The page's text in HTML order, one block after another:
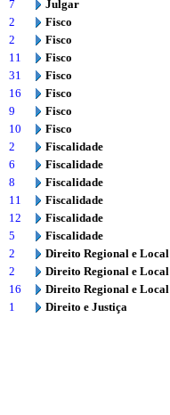
7
Julgar
2
Fisco
2
Fisco
11
Fisco
31
Fisco
16
Fisco
9
Fisco
10
Fisco
2
Fiscalidade
6
Fiscalidade
8
Fiscalidade
11
Fiscalidade
12
Fiscalidade
5
Fiscalidade
2
Direito Regional e Local
2
Direito Regional e Local
16
Direito Regional e Local
1
Direito e Justiça